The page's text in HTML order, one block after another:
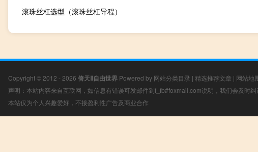
滚珠丝杠选型（滚珠丝杠导程）
Copyright © 2012 - 2026 倚天Ⅱ自由世界 Powered by 网站分类目录 | 精选推荐文章 | 网站地
声明：本站内容来自互联网，如信息有错误可发邮件到f_fb#foxmail.com说明，我们会及时纠
本站仅为个人兴趣爱好，不接盈利性广告及商业合作